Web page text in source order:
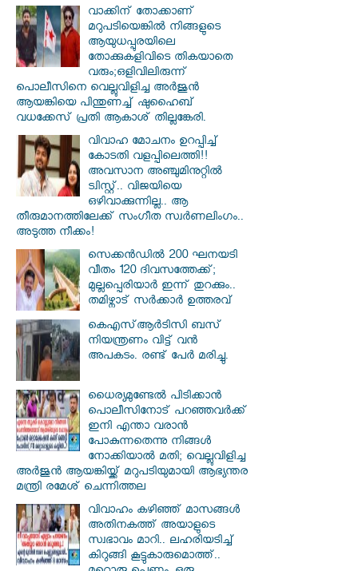
വാക്കിന് തോക്കാണ്
മറുപടിയെങ്കിൽ നിങ്ങളുടെ
ആയുധപ്പുരയിലെ
തോക്കുകളിവിടെ തികയാതെ
വരും;ഒളിവിലിരുന്ന്
പൊലീസിനെ വെല്ലുവിളിച്ച അർജുൻ
ആയങ്കിയെ പിന്തുണച്ച് ഷുഹൈബ്
വധക്കേസ് പ്രതി ആകാശ് തില്ലങ്കേരി.
വിവാഹ മോചനം ഉറപ്പിച്ച്
കോടതി വളപ്പിലെത്തി!!
അവസാന അഞ്ചുമിനുറ്റിൽ
ട്വിസ്റ്റ്.. വിജയിയെ
ഒഴിവാക്കുന്നില്ല.. ആ
തീരുമാനത്തിലേക്ക് സംഗീത സ്വർണലിംഗം..
അടുത്ത നീക്കം!
സെക്കൻഡിൽ 200 ഘനയടി
വീതം 120 ദിവസത്തേക്ക്;
മുല്ലപ്പെരിയാർ ഇന്ന് തുറക്കും..
തമിഴ്നാട് സർക്കാർ ഉത്തരവ്
കെഎസ്ആര്‍ടിസി ബസ്
നിയന്ത്രണം വിട്ട് വൻ
അപകടം. രണ്ട് പേർ മരിച്ചു.
ധൈര്യമുണ്ടേൽ പിടിക്കാൻ
പൊലീസിനോട് പറഞ്ഞവർക്ക്
ഇനി എന്താ വരാൻ
പോകുന്നതെന്നു നിങ്ങൾ
നോക്കിയാൽ മതി; വെല്ലുവിളിച്ച
അർജുൻ ആയങ്കിയ്ക്ക് മറുപടിയുമായി ആഭ്യന്തര
മന്ത്രി രമേശ് ചെന്നിത്തല
വിവാഹം കഴിഞ്ഞ് മാസങ്ങൾ
അതിനകത്ത് അയാളുടെ
സ്വഭാവം മാറി.. ലഹരിയടിച്ച്
കിറുങ്ങി കൂട്ടുകാരുമൊത്ത്..